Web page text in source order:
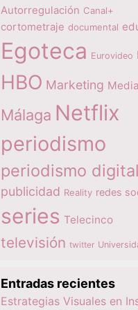
Autorregulación Canal+
cortometraje documental
Egoteca Eurovideo
HBO Marketing
Málaga Netflix
periodismo
periodismo digital
publicidad Reality redes
series Telecinco
televisión twitter
Entradas recientes
Estrategias Visuales en